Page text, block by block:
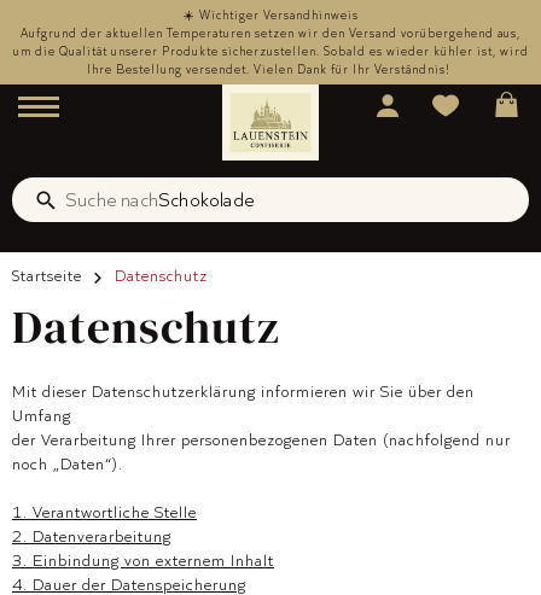
☀️ Wichtiger Versandhinweis
Aufgrund der aktuellen Temperaturen setzen wir den Versand vorübergehend aus,
um die Qualität unserer Produkte sicherzustellen. Sobald es wieder kühler ist, wird
Ihre Bestellung versendet. Vielen Dank für Ihr Verständnis!
Menü
Suche Suche nach
Schokolade
Kreolade
Startseite Datenschutz
Datenschutz
Mit dieser Datenschutzerklärung informieren wir Sie über den
Umfang
der Verarbeitung Ihrer personenbezogenen Daten (nachfolgend nur
noch „Daten“).
1. Verantwortliche Stelle
2. Datenverarbeitung
3. Einbindung von externem Inhalt
4. Dauer der Datenspeicherung